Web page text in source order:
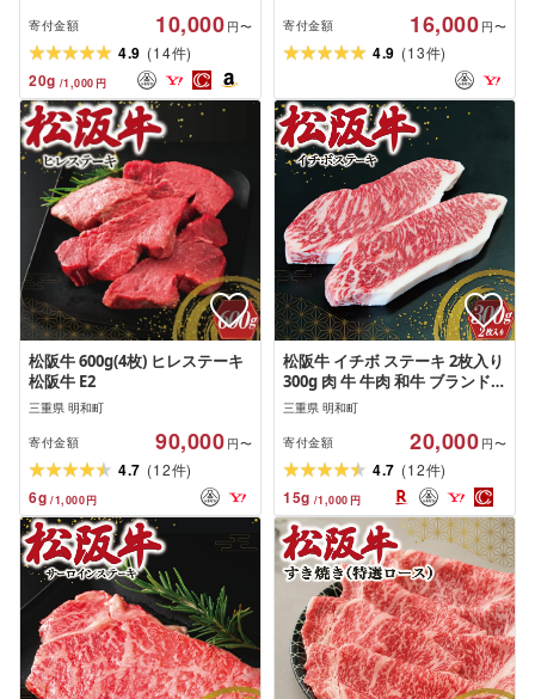
寄付金額 10,000 円〜
4.9 (14件)
20g /1,000 円
寄付金額 16,000 円〜
4.9 (13件)
松阪牛 600g(4枚) ヒレステーキ
松阪牛 E2
三重県 明和町
寄付金額 90,000 円〜
4.7 (12件)
6g /1,000円
松阪牛 イチボ ステーキ 2枚入り
300g 肉 牛 牛肉 和牛 ブランド牛
高級 国産 霜降り 冷凍 ふるさと
人気 ステーキ 焼肉 濃厚 希少 や
わらか やわらかい 赤身 2枚 モ
モ モモ肉
三重県 明和町
寄付金額 20,000 円〜
4.7 (12件)
15g /1,000 円